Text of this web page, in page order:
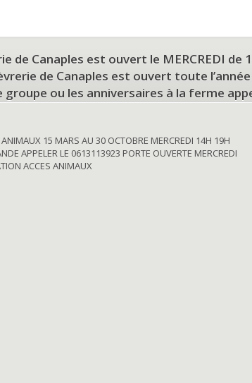
de Canaples est ouvert le MERCREDI de
de Canaples est ouvert toute l’année
groupe ou les anniversaires à la ferme
15 MARS AU 30 OCTOBRE MERCREDI 14H 19H
APPELER LE 0613113923 PORTE OUVERTE MERCREDI
ACCES ANIMAUX